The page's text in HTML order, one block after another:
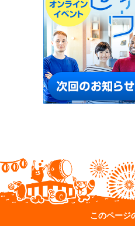
このページ